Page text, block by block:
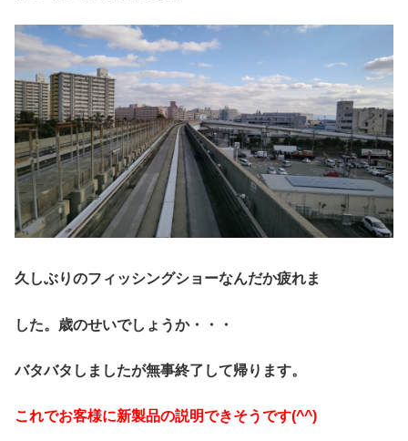
久しぶりのフィッシングショーなんだか疲れま
した。 歳のせいでしょうか・・・
バタバタしましたが無事終了して帰ります。
これでお客様に新製品の説明できそうです(^^)